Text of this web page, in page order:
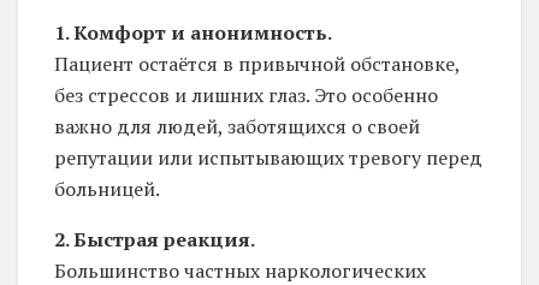
1. Комфорт и анонимность.
Пациент остаётся в привычной обстановке,
без стрессов и лишних глаз. Это особенно
важно для людей, заботящихся о своей
репутации или испытывающих тревогу перед
больницей.
2. Быстрая реакция.
Большинство частных наркологических